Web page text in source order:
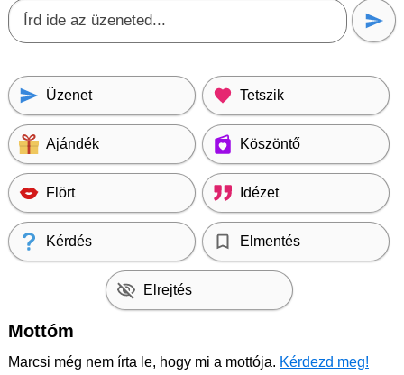
Üzenet Tetszik
Ajándék Köszöntő
Flört Idézet
Kérdés Elmentés
Elrejtés
Mottóm
Marcsi még nem írta le, hogy mi a mottója. Kérdezd meg!